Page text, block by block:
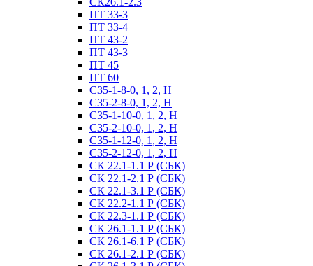
ПТ 33-3
ПТ 33-4
ПТ 43-2
ПТ 43-3
ПТ 45
ПТ 60
С35-1-8-0, 1, 2, Н
С35-2-8-0, 1, 2, Н
С35-1-10-0, 1, 2, Н
С35-2-10-0, 1, 2, Н
С35-1-12-0, 1, 2, Н
С35-2-12-0, 1, 2, Н
СК 22.1-1.1 Р (СБК)
СК 22.1-2.1 Р (СБК)
СК 22.1-3.1 Р (СБК)
СК 22.2-1.1 Р (СБК)
СК 22.3-1.1 Р (СБК)
СК 26.1-1.1 Р (СБК)
СК 26.1-6.1 Р (СБК)
СК 26.1-2.1 Р (СБК)